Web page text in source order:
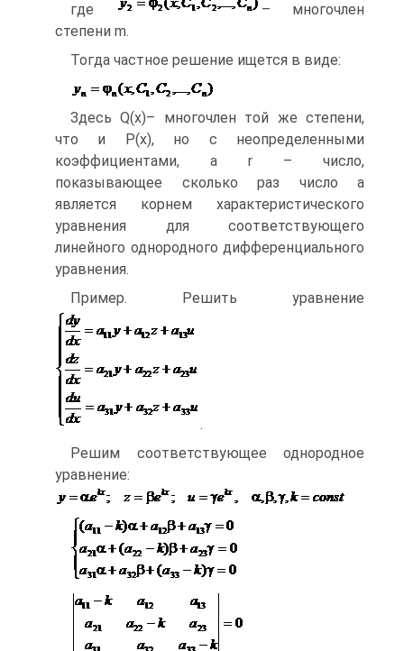
где
– многочлен
степени m.
Тогда частное решение ищется в виде:
Здесь Q(x)– многочлен той же степени,
что и P(x), но с неопределенными
коэффициентами, а r – число,
показывающее сколько раз число a
является корнем характеристического
уравнения для соответствующего
линейного однородного дифференциального
уравнения.
Пример. Решить уравнение
.
Решим соответствующее однородное
уравнение: